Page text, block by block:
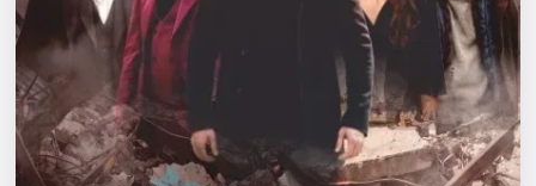
Площадки
Артисты